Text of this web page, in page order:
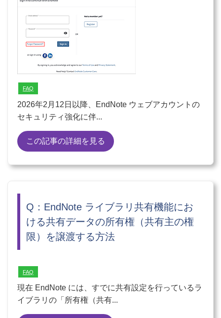
FAQ
2026年2月12日以降、EndNote ウェブアカウントの
セキュリティ強化に伴...
この記事の詳細を見る
Q：EndNote ライブラリ共有機能にお
ける共有データの所有権（共有主の権
限）を譲渡する方法
FAQ
現在 EndNote には、すでに共有設定を行っているラ
イブラリの「所有権（共有...